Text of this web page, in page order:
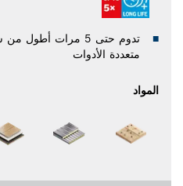
متعددة الأدوات
المواد